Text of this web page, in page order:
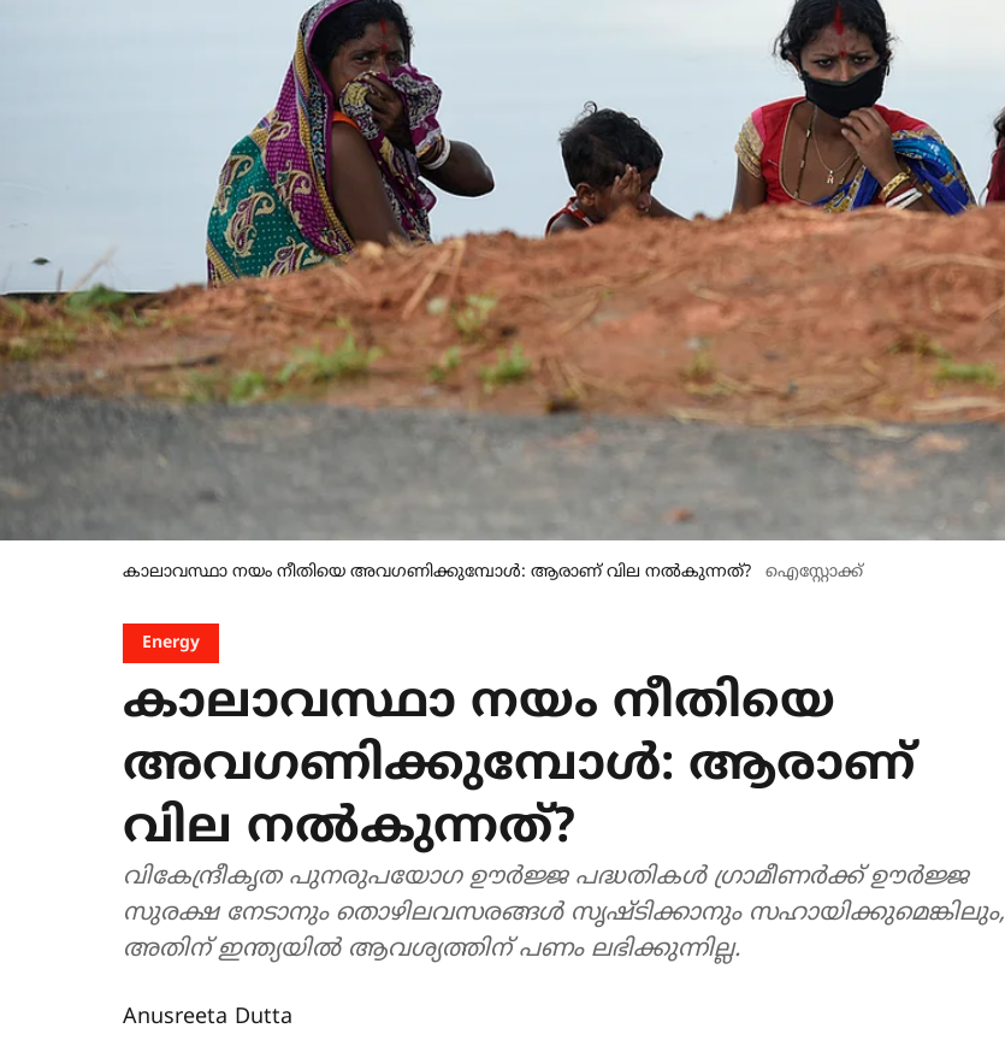
കാലാവസ്ഥാ നയം നീതിയെ അവഗണിക്കുമ്പോൾ: ആരാണ് വില നൽകുന്നത്? ഐസ്റ്റോക്ക്
Energy
കാലാവസ്ഥാ നയം നീതിയെ
അവഗണിക്കുമ്പോൾ: ആരാണ്
വില നൽകുന്നത്?
വികേന്ദ്രീകൃത പുനരുപയോഗ ഊർജ്ജ പദ്ധതികൾ ഗ്രാമീണർക്ക് ഊർജ്ജ
സുരക്ഷ നേടാനും തൊഴിലവസരങ്ങൾ സൃഷ്ടിക്കാനും സഹായിക്കുമെങ്കിലും,
അതിന് ഇന്ത്യയിൽ ആവശ്യത്തിന് പണം ലഭിക്കുന്നില്ല.
Anusreeta Dutta